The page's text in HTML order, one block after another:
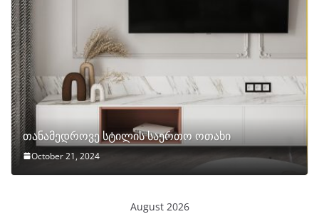
თანამედროვე სტილის საერთო ოთახი
October 21, 2024
August 2026